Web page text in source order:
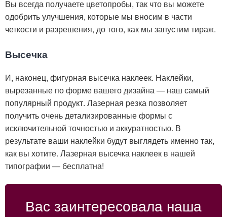
Вы всегда получаете цветопробы, так что вы можете
одобрить улучшения, которые мы вносим в части
четкости и разрешения, до того, как мы запустим тираж.
Высечка
И, наконец, фигурная высечка наклеек. Наклейки,
вырезанные по форме вашего дизайна — наш самый
популярный продукт. Лазерная резка позволяет
получить очень детализированные формы с
исключительной точностью и аккуратностью. В
результате ваши наклейки будут выглядеть именно так,
как вы хотите. Лазерная высечка наклеек в нашей
типографии — бесплатна!
Вас заинтересовала наша